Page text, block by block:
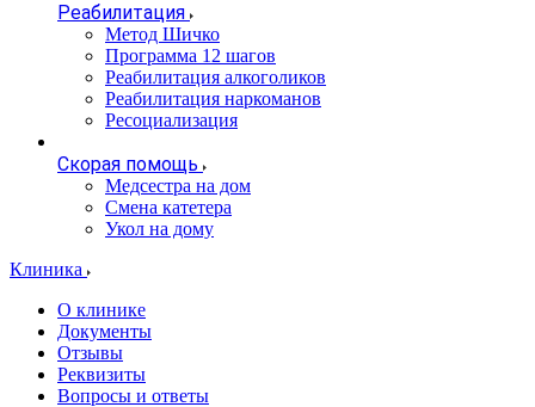
Реабилитация
Метод Шичко
Программа 12 шагов
Реабилитация алкоголиков
Реабилитация наркоманов
Ресоциализация
Скорая помощь
Медсестра на дом
Смена катетера
Укол на дому
Клиника
О клинике
Документы
Отзывы
Реквизиты
Вопросы и ответы